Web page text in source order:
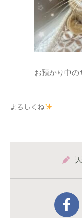
お預かり中の
よろしくね